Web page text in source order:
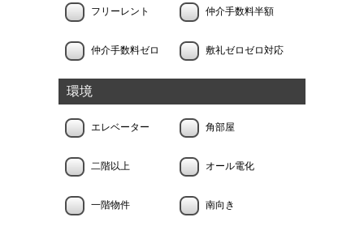
フリーレント 仲介手数料半額
仲介手数料ゼロ 敷礼ゼロゼロ対応
環境
エレベーター 角部屋
二階以上 オール電化
一階物件 南向き